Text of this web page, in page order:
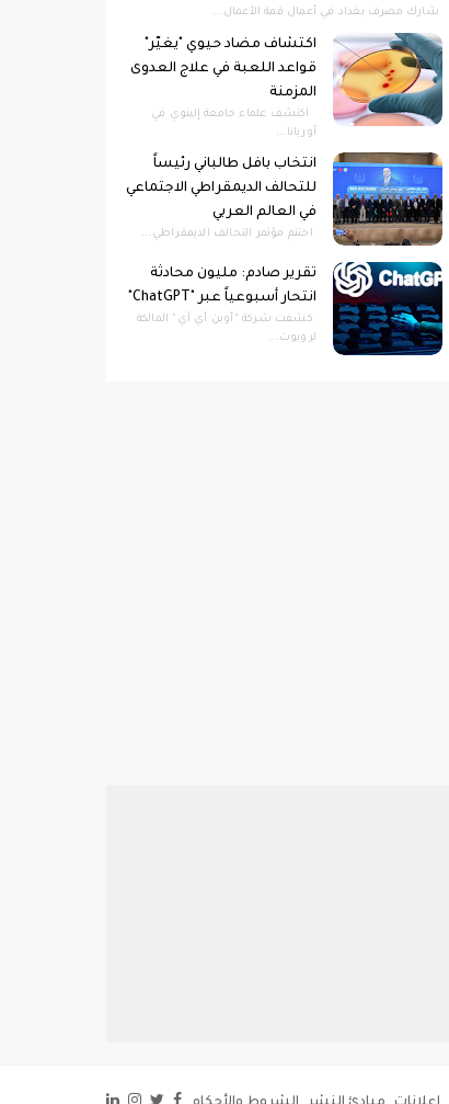
شارك مصرف بغداد في أعمال قمة الأعمال...
اكتشاف مضاد حيوي "يغيّر"
قواعد اللعبة في علاج العدوى
المزمنة
اكتشف علماء جامعة إلينوي في
أوربانا...
انتخاب بافل طالباني رئيساً
للتحالف الديمقراطي الاجتماعي
في العالم العربي
اختتم مؤتمر التحالف الديمقراطي...
تقرير صادم: مليون محادثة
انتحار أسبوعياً عبر "ChatGPT"
كشفت شركة "أوبن أي آي" المالكة
لروبوت...